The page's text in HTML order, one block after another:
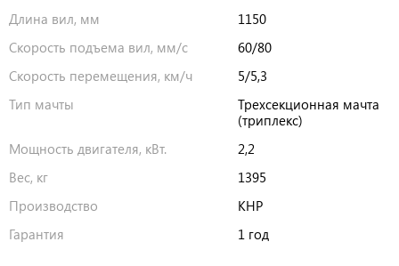
Длина вил, мм
1150
Скорость подъема вил, мм/с
60/80
Скорость перемещения, км/ч
5/5,3
Тип мачты
Трехсекционная мачта
(триплекс)
Мощность двигателя, кВт.
2,2
Вес, кг
1395
Производство
КНР
Гарантия
1 год